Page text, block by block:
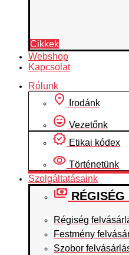
Cikkek
Webshop
Kapcsolat
Rólunk
Irodánk
Vezetőnk
Etikai kódex
Történetünk
Szolgáltatásaink
RÉGISÉG
Régiség
Festmény
Szobor